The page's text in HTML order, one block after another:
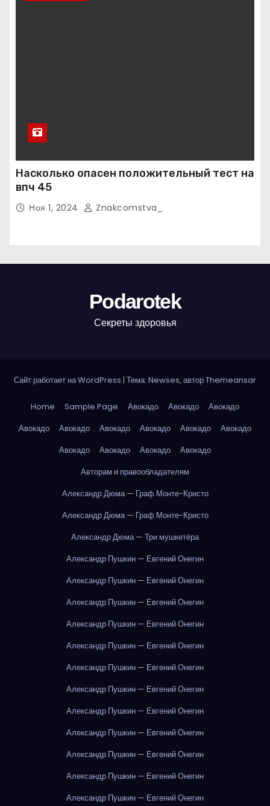
Насколько опасен положительный тест на
впч 45
Ноя 1, 2024 Znakcomstva_
Podarotek
Секреты здоровья
Сайт работает на WordPress | Тема: Newses, авторThemeansar
Home Sample Page Авокадо Авокадо
Авокадо
Авокадо
Авокадо Авокадо Авокадо Авокадо
Авокадо
Авокадо
Авокадо Авокадо
Авокадо
Авторам и правообладателям
Александр Дюма — Граф Монте-Кристо
Александр Дюма — Граф Монте-Кристо
Александр Дюма — Три мушкетёра
Александр Пушкин — Евгений Онегин
Александр Пушкин — Евгений Онегин
Александр Пушкин — Евгений Онегин
Александр Пушкин — Евгений Онегин
Александр Пушкин — Евгений Онегин
Александр Пушкин — Евгений Онегин
Александр Пушкин — Евгений Онегин
Александр Пушкин — Евгений Онегин
Александр Пушкин — Евгений Онегин
Александр Пушкин — Евгений Онегин
Александр Пушкин — Евгений Онегин
Александр Пушкин — Евгений Онегин